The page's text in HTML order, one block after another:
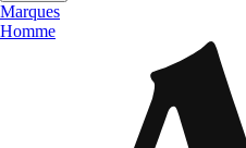
Marques
Homme